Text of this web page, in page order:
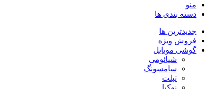
منو
دسته بندی ها
جدیدترین ها
فروش ویژه
گوشی موبایل
شیائومی
سامسونگ
تبلت
نوکیا